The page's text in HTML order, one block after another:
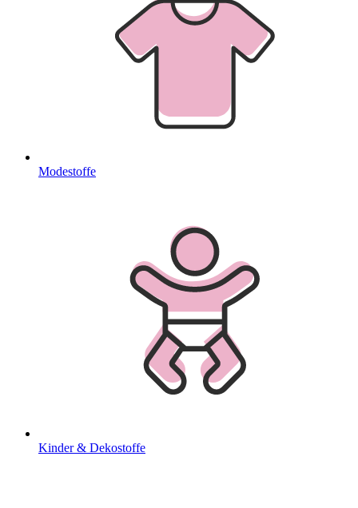
Modestoffe
Kinder & Dekostoffe